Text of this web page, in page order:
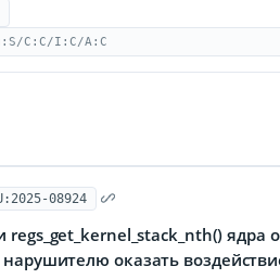
C:C/I:C/A:C
08924
оказать